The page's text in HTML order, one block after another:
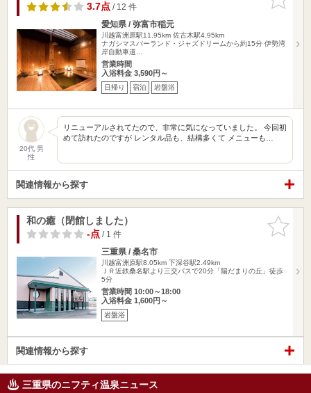
りに追加
3.7点/ 12 件
愛知県 / 弥富市稲元
川越富洲原駅11.95km 佐古木駅4.95km
ナガシマスパーランド・ジャズドリームから約15分 伊勢湾
岸自動車道…
営業時間
入浴料金 3,590円～
日帰り 宿泊 岩盤浴
20代 男
性
リニューアルされてたので、非常に気になっていました。 今回初
めて訪れたのですが レンタル品も、結構多くて メニューも…
関連情報から探す
お気に入
りに追加
和の癒（閉館しました）
-点/ 1 件
三重県 / 桑名市
川越富洲原駅8.05km 下深谷駅2.49km
ＪＲ近鉄桑名駅より三交バスで20分「陽だまりの丘」徒歩
5分
営業時間 10:00～18:00
入浴料金 1,600円～
岩盤浴
関連情報から探す
三重県のニフティ温泉ニュース